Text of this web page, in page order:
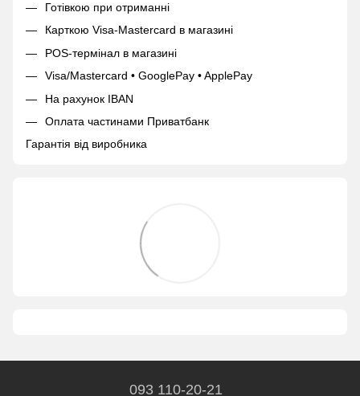
Готівкою при отриманні
Карткою Visa-Mastercard в магазині
POS-термінал в магазині
Visa/Mastercard • GooglePay • ApplePay
На рахунок IBAN
Оплата частинами Приватбанк
Гарантія від виробника
093 110-20-21